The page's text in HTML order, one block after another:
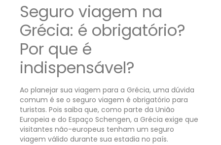
Seguro viagem na
Grécia: é obrigatório?
Por que é
indispensável?
Ao planejar sua viagem para a Grécia, uma dúvida
comum é se o seguro viagem é obrigatório para
turistas. Pois saiba que, como parte da União
Europeia e do Espaço Schengen, a Grécia exige que
visitantes não-europeus tenham um seguro
viagem válido durante sua estadia no país.